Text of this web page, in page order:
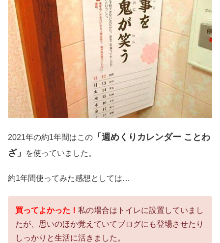
2021年の約1年間はこの 「週めくりカレンダー ことわ
ざ」
を使っていました。
約1年間使ってみた感想としては…
買ってよかった！ 私の場合はトイレに設置していまし
たが、思いのほか覚えていてブログにも登場させたり
しっかりと生活に活きました。